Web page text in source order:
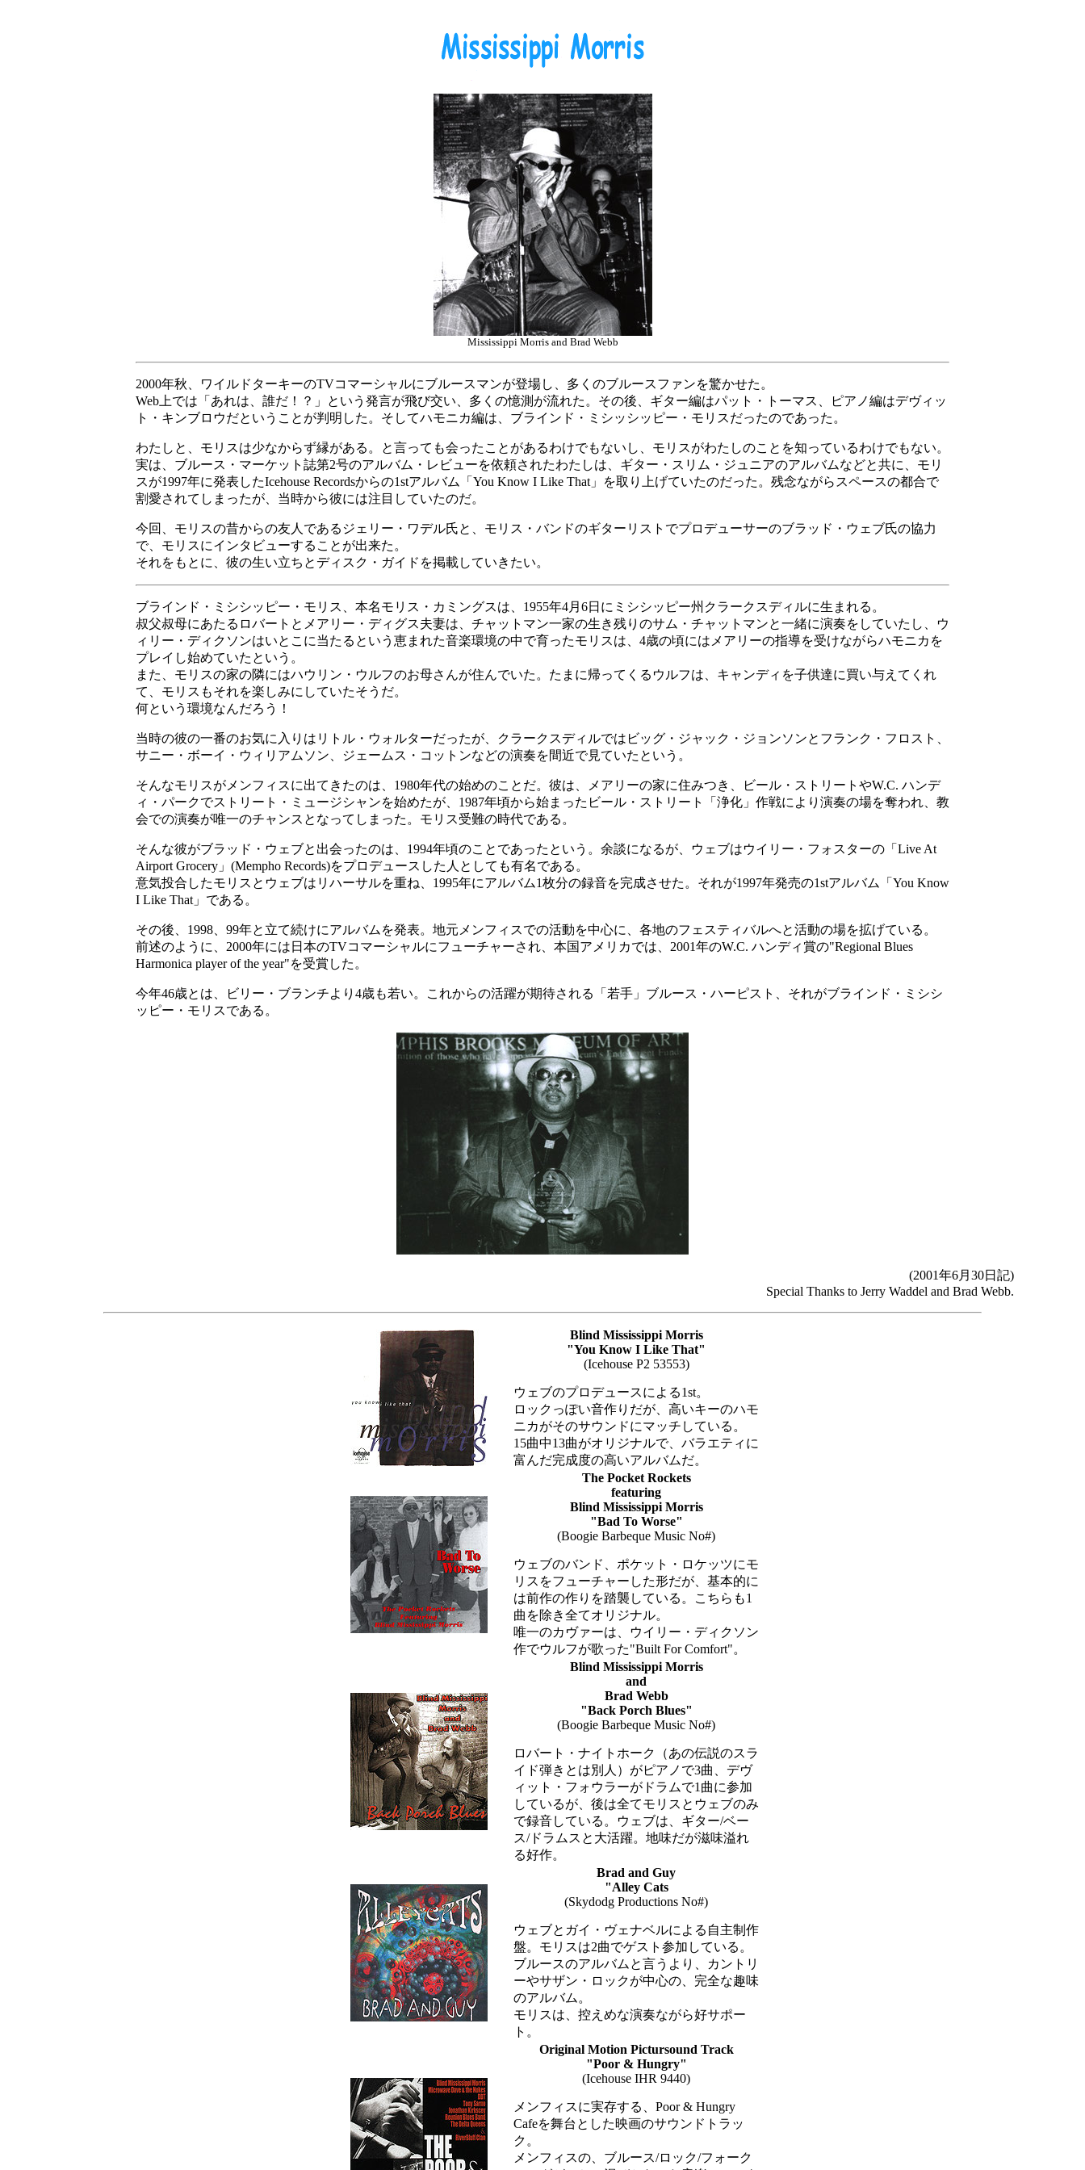
Mississippi Morris and Brad Webb
2000年秋、ワイルドターキーのTVコマーシャルにブルースマンが登場し、多くのブルースファンを驚かせた。
Web上では「あれは、誰だ！？」という発言が飛び交い、多くの憶測が流れた。その後、ギター編はパット・トーマス、ピアノ編はデヴィッ
ト・キンブロウだということが判明した。そしてハモニカ編は、ブラインド・ミシッシッピー・モリスだったのであった。
わたしと、モリスは少なからず縁がある。と言っても会ったことがあるわけでもないし、モリスがわたしのことを知っているわけでもない。
実は、ブルース・マーケット誌第2号のアルバム・レビューを依頼されたわたしは、ギター・スリム・ジュニアのアルバムなどと共に、モリ
スが1997年に発表したIcehouse Recordsからの1stアルバム「You Know I Like That」を取り上げていたのだった。残念ながらスペースの都合で
割愛されてしまったが、当時から彼には注目していたのだ。
今回、モリスの昔からの友人であるジェリー・ワデル氏と、モリス・バンドのギターリストでプロデューサーのブラッド・ウェブ氏の協力
で、モリスにインタビューすることが出来た。
それをもとに、彼の生い立ちとディスク・ガイドを掲載していきたい。
ブラインド・ミシシッピー・モリス、本名モリス・カミングスは、1955年4月6日にミシシッピー州クラークスディルに生まれる。
叔父叔母にあたるロバートとメアリー・ディグス夫妻は、チャットマン一家の生き残りのサム・チャットマンと一緒に演奏をしていたし、ウ
ィリー・ディクソンはいとこに当たるという恵まれた音楽環境の中で育ったモリスは、4歳の頃にはメアリーの指導を受けながらハモニカを
プレイし始めていたという。
また、モリスの家の隣にはハウリン・ウルフのお母さんが住んでいた。たまに帰ってくるウルフは、キャンディを子供達に買い与えてくれ
て、モリスもそれを楽しみにしていたそうだ。
何という環境なんだろう！
当時の彼の一番のお気に入りはリトル・ウォルターだったが、クラークスディルではビッグ・ジャック・ジョンソンとフランク・フロスト、
サニー・ボーイ・ウィリアムソン、ジェームス・コットンなどの演奏を間近で見ていたという。
そんなモリスがメンフィスに出てきたのは、1980年代の始めのことだ。彼は、メアリーの家に住みつき、ビール・ストリートやW.C. ハンデ
ィ・パークでストリート・ミュージシャンを始めたが、1987年頃から始まったビール・ストリート「浄化」作戦により演奏の場を奪われ、教
会での演奏が唯一のチャンスとなってしまった。モリス受難の時代である。
そんな彼がブラッド・ウェブと出会ったのは、1994年頃のことであったという。余談になるが、ウェブはウイリー・フォスターの「Live At
Airport Grocery」(Mempho Records)をプロデュースした人としても有名である。
意気投合したモリスとウェブはリハーサルを重ね、1995年にアルバム1枚分の録音を完成させた。それが1997年発売の1stアルバム「You Know
I Like That」である。
その後、1998、99年と立て続けにアルバムを発表。地元メンフィスでの活動を中心に、各地のフェスティバルへと活動の場を拡げている。
前述のように、2000年には日本のTVコマーシャルにフューチャーされ、本国アメリカでは、2001年のW.C. ハンディ賞の"Regional Blues
Harmonica player of the year"を受賞した。
今年46歳とは、ビリー・ブランチより4歳も若い。これからの活躍が期待される「若手」ブルース・ハーピスト、それがブラインド・ミシシ
ッピー・モリスである。
(2001年6月30日記)
Special Thanks to Jerry Waddel and Brad Webb.
Blind Mississippi Morris
"You Know I Like That"
(Icehouse P2 53553)
ウェブのプロデュースによる1st。
ロックっぽい音作りだが、高いキーのハモ
ニカがそのサウンドにマッチしている。
15曲中13曲がオリジナルで、バラエティに
富んだ完成度の高いアルバムだ。
The Pocket Rockets
featuring
Blind Mississippi Morris
"Bad To Worse"
(Boogie Barbeque Music No#)
ウェブのバンド、ポケット・ロケッツにモ
リスをフューチャーした形だが、基本的に
は前作の作りを踏襲している。こちらも1
曲を除き全てオリジナル。
唯一のカヴァーは、ウイリー・ディクソン
作でウルフが歌った"Built For Comfort"。
Blind Mississippi Morris
and
Brad Webb
"Back Porch Blues"
(Boogie Barbeque Music No#)
ロバート・ナイトホーク（あの伝説のスラ
イド弾きとは別人）がピアノで3曲、デヴ
ィット・フォウラーがドラムで1曲に参加
しているが、後は全てモリスとウェブのみ
で録音している。ウェブは、ギター/ベー
ス/ドラムスと大活躍。地味だが滋味溢れ
る好作。
Brad and Guy
"Alley Cats
(Skydodg Productions No#)
ウェブとガイ・ヴェナベルによる自主制作
盤。モリスは2曲でゲスト参加している。
ブルースのアルバムと言うより、カントリ
ーやサザン・ロックが中心の、完全な趣味
のアルバム。
モリスは、控えめな演奏ながら好サポー
ト。
Original Motion Pictursound Track
"Poor & Hungry"
(Icehouse IHR 9440)
メンフィスに実存する、Poor & Hungry
Cafeを舞台とした映画のサウンドトラッ
ク。
メンフィスの、ブルース/ロック/フォーク